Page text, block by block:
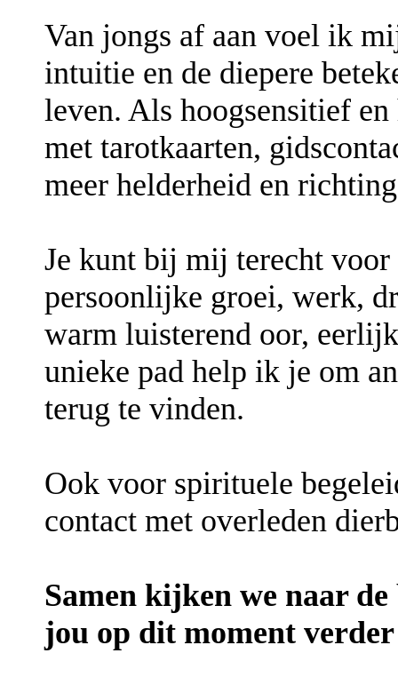
Van jongs af aan voel ik
intuitie en de diepere
leven. Als hoogsensitief
met tarotkaarten,
meer helderheid en
Je kunt bij mij terecht
persoonlijke groei, werk,
warm luisterend oor,
unieke pad help ik je om
terug te vinden.
Ook voor spirituele
contact met overleden
Samen kijken we naar
jou op dit moment